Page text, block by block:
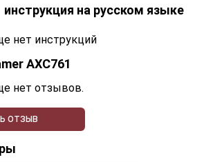
инструкция на русском языке
нет инструкций
AXC761
нет отзывов.
ОТЗЫВ